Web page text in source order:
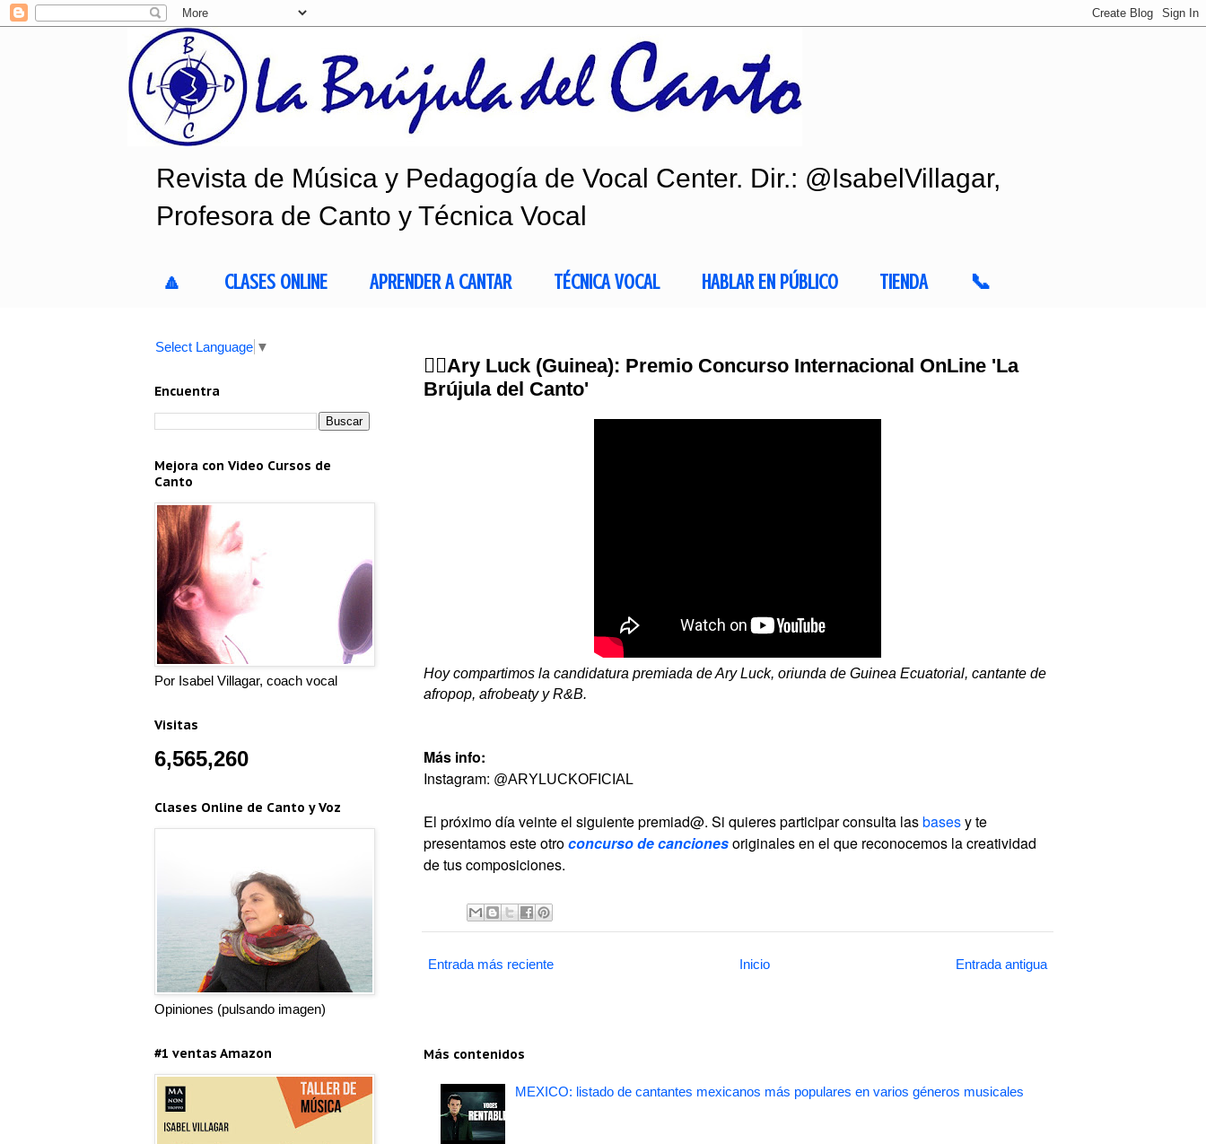
Revista de Música y Pedagogía de Vocal Center. Dir.: @IsabelVillagar,
Profesora de Canto y Técnica Vocal
🔼 CLASES ONLINE APRENDER A CANTAR TÉCNICA VOCAL HABLAR EN PÚBLICO TIENDA 📞
👂🏻Ary Luck (Guinea): Premio Concurso Internacional OnLine 'La
Brújula del Canto'
Hoy compartimos la candidatura premiada de Ary Luck, oriunda de Guinea Ecuatorial, cantante de
afropop, afrobeaty y R&B.
Más info:
Instagram: @ARYLUCKOFICIAL
El próximo día veinte el siguiente premiad@. Si quieres participar consulta lasbasesy te
presentamos este otroconcurso de cancionesoriginales en el que reconocemos la creatividad
de tus composiciones.
Entrada más reciente Entrada antigua
Inicio
Más contenidos
MEXICO: listado de cantantes mexicanos más populares en varios géneros musicales
Select Language ▼
Encuentra
Mejora con Video Cursos de
Canto
Por Isabel Villagar, coach vocal
Visitas
6,565,260
Clases Online de Canto y Voz
Opiniones (pulsando imagen)
#1 ventas Amazon